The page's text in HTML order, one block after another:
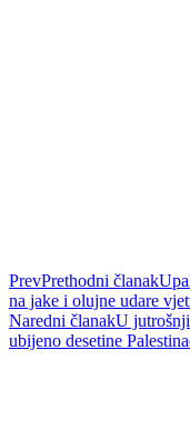
PrevPrethodni članak
na jake i olujne udare
Naredni članakU
ubijeno desetine